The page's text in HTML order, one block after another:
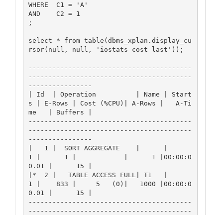
WHERE  C1 = 'A'
AND    C2 = 1
;
select * from table(dbms_xplan.display_cu
rsor(null, null, 'iostats cost last'));
-----------------------------------------
-----------------------------------------
----------------
| Id  | Operation          | Name | Start
s | E-Rows | Cost (%CPU)| A-Rows |   A-Ti
me   | Buffers |
-----------------------------------------
-----------------------------------------
----------------
|   1 |  SORT AGGREGATE    |      |
1 |      1 |            |      1 |00:00:0
0.01 |      15 |
|*  2 |   TABLE ACCESS FULL| T1   |
1 |    833 |     5   (0)|   1000 |00:00:0
0.01 |      15 |
-----------------------------------------
-----------------------------------------